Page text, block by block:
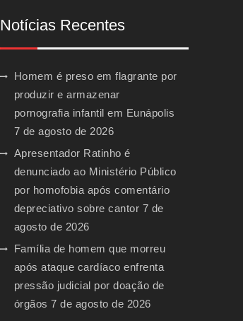
Notícias Recentes
Homem é preso em flagrante por
produzir e armazenar
pornografia infantil em Eunápolis
7 de agosto de 2026
Apresentador Ratinho é
denunciado ao Ministério Público
por homofobia após comentário
depreciativo sobre cantor 7 de
agosto de 2026
Família de homem que morreu
após ataque cardíaco enfrenta
pressão judicial por doação de
órgãos 7 de agosto de 2026